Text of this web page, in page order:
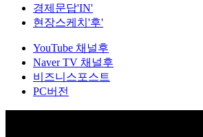
경제문답'IN'
현장스케치'후'
YouTube 채널후
Naver TV 채널후
비즈니스포스트
PC버전